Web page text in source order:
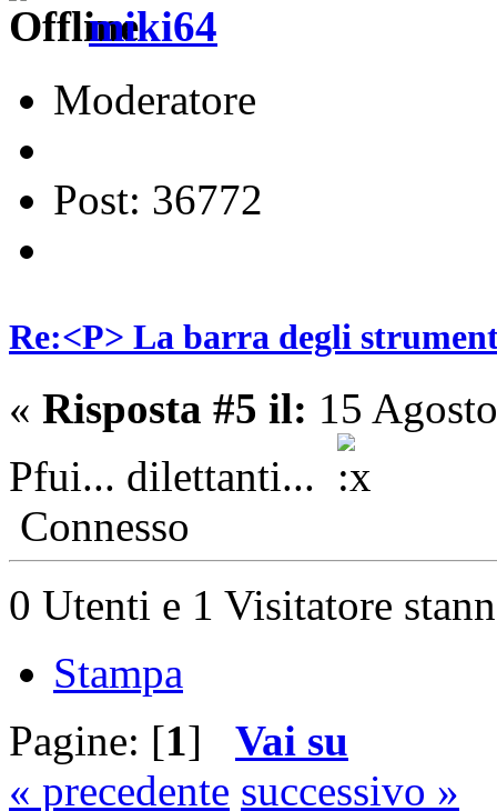
miki64
Moderatore
Post: 36772
Re:<P> La barra degli
« Risposta #5 il: 15
Pfui... dilettanti...
Connesso
0 Utenti e 1 Visitatore
Stampa
Pagine: [1] Vai su
« precedente successivo »